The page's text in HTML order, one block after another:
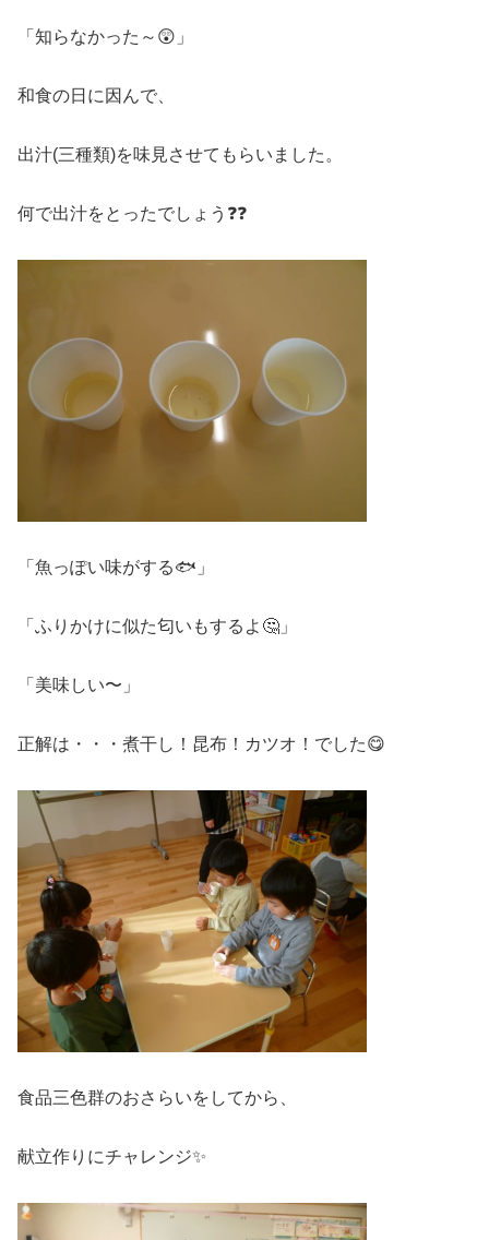
「知らなかった～😲」
和食の日に因んで、
出汁(三種類)を味見させてもらいました。
何で出汁をとったでしょう❓❓
「魚っぽい味がする🐟」
「ふりかけに似た匂いもするよ🤔」
「美味しい〜」
正解は・・・煮干し！昆布！カツオ！でした😋
食品三色群のおさらいをしてから、
献立作りにチャレンジ✨